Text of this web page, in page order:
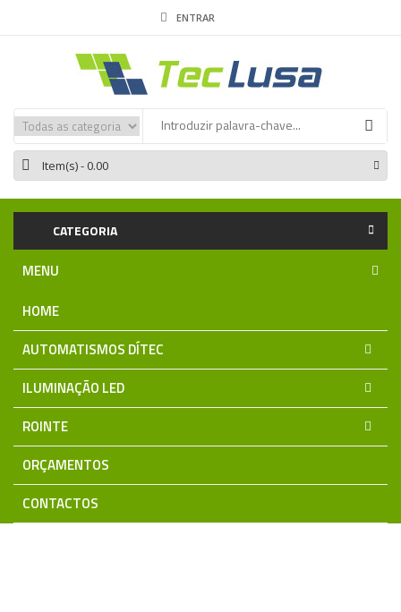
ENTRAR
Item(s)- 0.00
CATEGORIA
MENU
HOME
AUTOMATISMOS DÍTEC
ILUMINAÇÃO LED
ROINTE
ORÇAMENTOS
CONTACTOS